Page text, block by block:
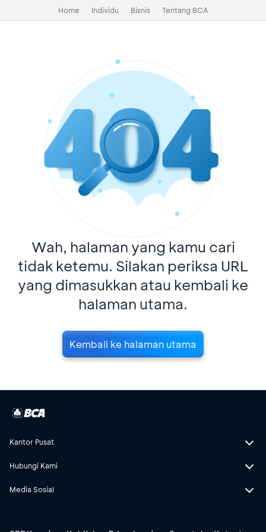
Home Individu Bisnis Tentang BCA
Wah, halaman yang kamu cari
tidak ketemu. Silakan periksa URL
yang dimasukkan atau kembali ke
halaman utama.
Kembali ke halaman utama
Kantor Pusat
Hubungi Kami
Media Sosial